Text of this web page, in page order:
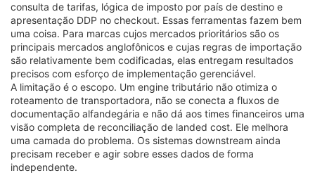
consulta de tarifas, lógica de imposto por país de destino e
apresentação DDP no checkout. Essas ferramentas fazem bem
uma coisa. Para marcas cujos mercados prioritários são os
principais mercados anglofônicos e cujas regras de importação
são relativamente bem codificadas, elas entregam resultados
precisos com esforço de implementação gerenciável.
A limitação é o escopo. Um engine tributário não otimiza o
roteamento de transportadora, não se conecta a fluxos de
documentação alfandegária e não dá aos times financeiros uma
visão completa de reconciliação de landed cost. Ele melhora
uma camada do problema. Os sistemas downstream ainda
precisam receber e agir sobre esses dados de forma
independente.